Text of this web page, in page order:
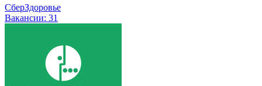
СберЗдоровье
Вакансии: 31